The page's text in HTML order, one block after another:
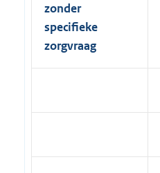
zonder
specifieke
zorgvraag